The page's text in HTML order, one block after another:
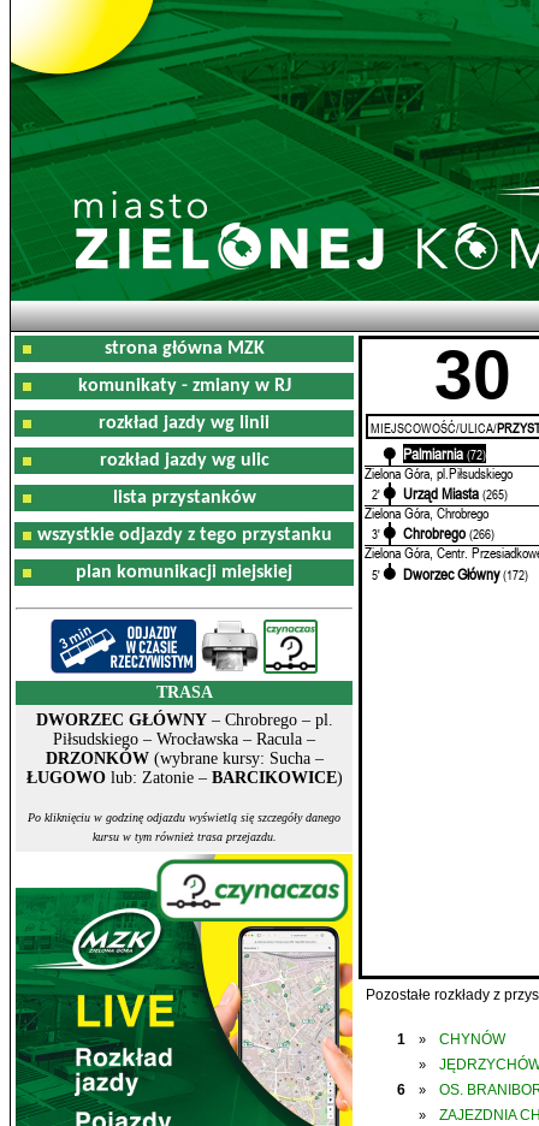
strona główna MZK
komunikaty - zmiany w RJ
rozkład jazdy wg linii
rozkład jazdy wg ulic
lista przystanków
wszystkie odjazdy z tego przystanku
plan komunikacji miejskiej
TRASA
DWORZEC GŁÓWNY– Chrobrego – pl.
Piłsudskiego – Wrocławska – Racula –
DRZONKÓW(wybrane kursy: Sucha –
ŁUGOWOlub: Zatonie – BARCIKOWICE)
Po kliknięciu w godzinę odjazdu wyświetlą się szczegóły danego
kursu w tym również trasa przejazdu.
30
MIEJSCOWOŚĆ/ULICA/
Palmiarnia (72)
Zielona Góra, pl.Piłsudskiego
2' Urząd Miasta (265)
Zielona Góra, Chrobrego
3' Chrobrego (266)
Zielona Góra, Centr.
5' Dworzec Główny (172)
Pozostałe rozkłady z
1 » CHYNÓW
»
6
» OS.
»
ZAJEZDNIA